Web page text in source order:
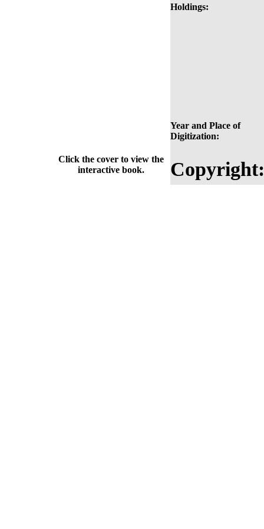
Holdings:
Year and Place of
Digitization:
Click the cover to view the
interactive book.
Copyright: